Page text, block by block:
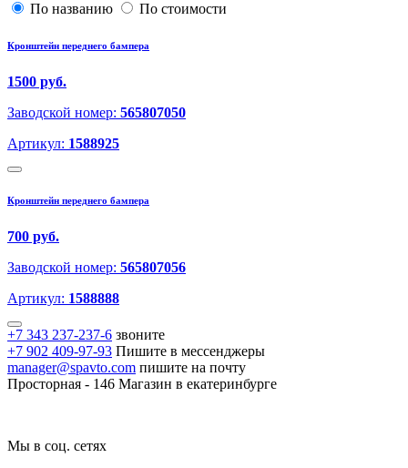
По названию
По стоимости
Кронштейн переднего бампера
1500 руб.
Заводской номер: 565807050
Артикул: 1588925
Кронштейн переднего бампера
700 руб.
Заводской номер: 565807056
Артикул: 1588888
+7 343 237-237-6 звоните
+7 902 409-97-93 Пишите в мессенджеры
manager@spavto.com пишите на почту
Просторная - 146 Магазин в екатеринбурге
Мы в соц. сетях